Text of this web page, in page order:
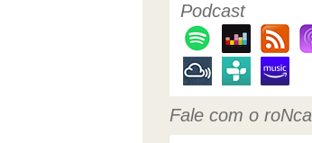
Podcast
Fale com o roNca